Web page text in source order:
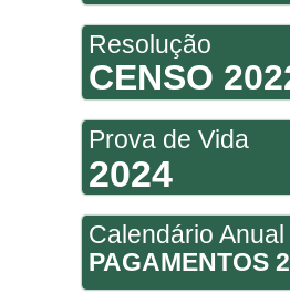
Resolução
CENSO
Prova de Vida
2024
Calendário Anual
PAGAMENTOS